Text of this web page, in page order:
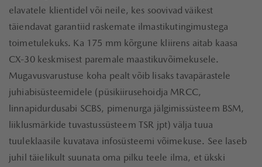
elavatele klientidel või neile, kes soovivad väikest
täiendavat garantiid raskemate ilmastikutingimustega
toimetulekuks. Ka 175 mm kõrgune kliirens aitab kaasa
CX-30 keskmisest paremale maastikuvõimekusele.
Mugavusvarustuse koha pealt võib lisaks tavapärastele
juhiabisüsteemidele (püsikiirusehoidja MRCC,
linnapidurdusabi SCBS, pimenurga jälgimissüsteem BSM,
liiklusmärkide tuvastussüsteem TSR jpt) välja tuua
tuuleklaasile kuvatava infosüsteemi võimekuse. See laseb
juhil täielikult suunata oma pilku teele ilma, et ükski